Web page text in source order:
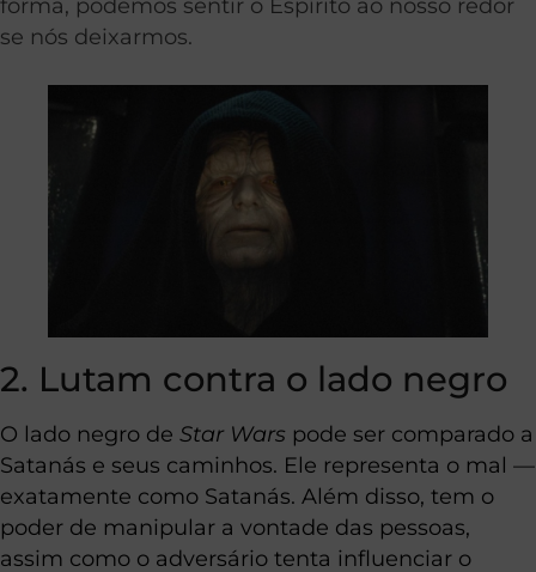
forma, podemos sentir o Espírito ao nosso redor
se nós deixarmos.
2. Lutam contra o lado negro
O lado negro de Star Wars pode ser comparado a
Satanás e seus caminhos. Ele representa o mal —
exatamente como Satanás. Além disso, tem o
poder de manipular a vontade das pessoas,
assim como o adversário tenta influenciar o